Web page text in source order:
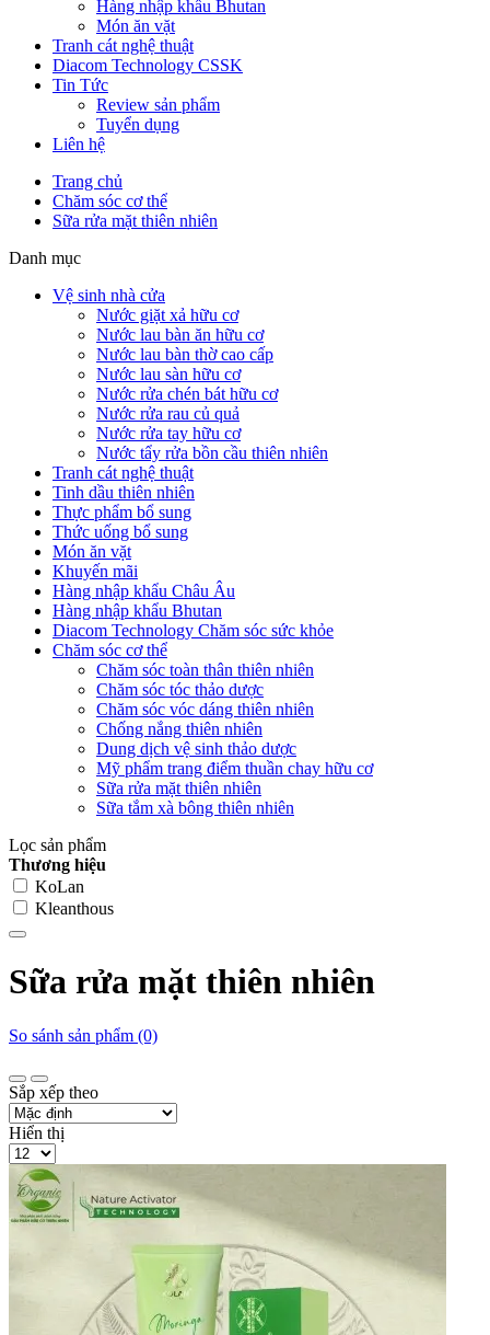
Hàng nhập khẩu Bhutan
Món ăn vặt
Tranh cát nghệ thuật
Diacom Technology CSSK
Tin Tức
Review sản phẩm
Tuyển dụng
Liên hệ
Trang chủ
Chăm sóc cơ thể
Sữa rửa mặt thiên nhiên
Danh mục
Vệ sinh nhà cửa
Nước giặt xả hữu cơ
Nước lau bàn ăn hữu cơ
Nước lau bàn thờ cao cấp
Nước lau sàn hữu cơ
Nước rửa chén bát hữu cơ
Nước rửa rau củ quả
Nước rửa tay hữu cơ
Nước tẩy rửa bồn cầu thiên nhiên
Tranh cát nghệ thuật
Tinh dầu thiên nhiên
Thực phẩm bổ sung
Thức uống bổ sung
Món ăn vặt
Khuyến mãi
Hàng nhập khẩu Châu Âu
Hàng nhập khẩu Bhutan
Diacom Technology Chăm sóc sức khỏe
Chăm sóc cơ thể
Chăm sóc toàn thân thiên nhiên
Chăm sóc tóc thảo dược
Chăm sóc vóc dáng thiên nhiên
Chống nắng thiên nhiên
Dung dịch vệ sinh thảo dược
Mỹ phẩm trang điểm thuần chay hữu cơ
Sữa rửa mặt thiên nhiên
Sữa tắm xà bông thiên nhiên
Lọc sản phẩm
Thương hiệu
KoLan
Kleanthous
Sữa rửa mặt thiên nhiên
So sánh sản phẩm (0)
Sắp xếp theo
Hiển thị